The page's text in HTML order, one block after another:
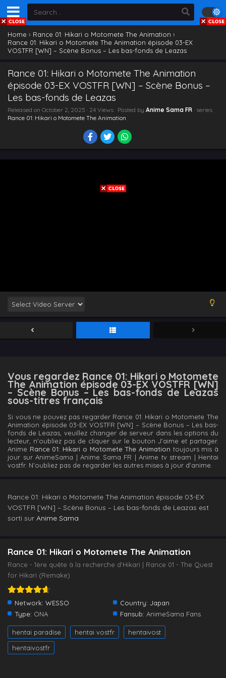
Home › Rance 01: Hikari o Motomete The Animation ›
Rance 01: Hikari o Motomete The Animation épisode 03-EX
VOSTFR [WN] – Scène Bonus – Les bas-fonds de Leazas
Rance 01: Hikari o Motomete The Animation
épisode 03-EX VOSTFR [WN] – Scène Bonus –
Les bas-fonds de Leazas
Released on October 2, 2025 · 24 Views · Posted by Anime Sama FR · series
Rance 01: Hikari o Motomete The Animation
Vous regardez Rance 01: Hikari o Motomete
The Animation épisode 03-EX VOSTFR [WN]
– Scène Bonus – Les bas-fonds de Leazas
sous-titres français
Si vous ne pouvez pas regarder Rance 01: Hikari o Motomete The
Animation épisode 03-EX VOSTFR [WN] – Scène Bonus – Les bas-
fonds de Leazas, veuillez changer de serveur dans les options du
lecteur, n'oubliez pas de cliquer sur le bouton J'aime et partager.
Anime Rance 01: Hikari o Motomete The Animation toujours mis à
jour sur AnimeSama | Anime Sama FR | Anime tv stream | Hentai
vostfr. N'oubliez pas de regarder les autres mises à jour d'anime.
Rance 01: Hikari o Motomete The Animation épisode 03-EX
VOSTFR [WN] – Scène Bonus – Les bas-fonds de Leazas est
sorti sur Anime Sama
Rance 01: Hikari o Motomete The Animation
Rance - 1ère quête à la recherche d'Hikari | Rance 01 - The Quest
for Hikari (Remake)
Network: WESSO Country: Japan
Type: ONA Fansub: AnimeSama Fans
hentai paradise hentai vostfr
hentaivost
hentaivostfr